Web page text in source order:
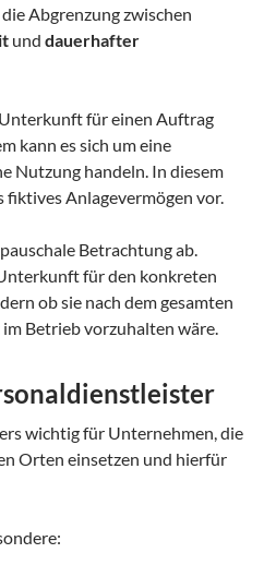
Abgrenzung zwischen
und dauerhafter
für einen Auftrag
kann es sich um eine
Nutzung handeln. In diesem
Anlagevermögen vor.
Betrachtung ab.
für den konkreten
ob sie nach dem gesamten
Betrieb vorzuhalten wäre.
wichtig für Unternehmen, die
Orten einsetzen und hierfür